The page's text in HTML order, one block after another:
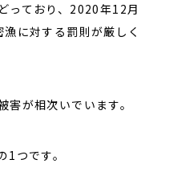
っており、2020年12月
に対する罰則が厳しく
害が相次いでいます。
つです。